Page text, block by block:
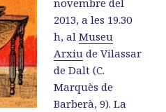
2013, a les 19.30
h, alMuseu
Arxiu de Vilassar
de Dalt (C.
Marquès de
Barberà, 9). La